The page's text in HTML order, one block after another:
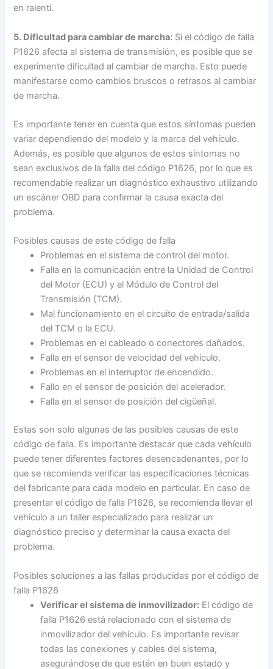
en ralentí.
5. Dificultad para cambiar de marcha: Si el código de falla
P1626 afecta al sistema de transmisión, es posible que se
experimente dificultad al cambiar de marcha. Esto puede
manifestarse como cambios bruscos o retrasos al cambiar
de marcha.
Es importante tener en cuenta que estos síntomas pueden
variar dependiendo del modelo y la marca del vehículo.
Además, es posible que algunos de estos síntomas no
sean exclusivos de la falla del código P1626, por lo que es
recomendable realizar un diagnóstico exhaustivo utilizando
un escáner OBD para confirmar la causa exacta del
problema.
Posibles causas de este código de falla
Problemas en el sistema de control del motor.
Falla en la comunicación entre la Unidad de Control
del Motor (ECU) y el Módulo de Control del
Transmisión (TCM).
Mal funcionamiento en el circuito de entrada/salida
del TCM o la ECU.
Problemas en el cableado o conectores dañados.
Falla en el sensor de velocidad del vehículo.
Problemas en el interruptor de encendido.
Fallo en el sensor de posición del acelerador.
Falla en el sensor de posición del cigüeñal.
Estas son solo algunas de las posibles causas de este
código de falla. Es importante destacar que cada vehículo
puede tener diferentes factores desencadenantes, por lo
que se recomienda verificar las especificaciones técnicas
del fabricante para cada modelo en particular. En caso de
presentar el código de falla P1626, se recomienda llevar el
vehículo a un taller especializado para realizar un
diagnóstico preciso y determinar la causa exacta del
problema.
Posibles soluciones a las fallas producidas por el código de
falla P1626
Verificar el sistema de inmovilizador: El código de
falla P1626 está relacionado con el sistema de
inmovilizador del vehículo. Es importante revisar
todas las conexiones y cables del sistema,
asegurándose de que estén en buen estado y